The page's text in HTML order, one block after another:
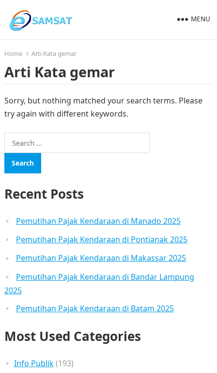
MENU
Home Arti Kata gemar
Arti Kata gemar
Sorry, but nothing matched your search terms. Please
try again with different keywords.
Search
for:
Recent Posts
Pemutihan Pajak Kendaraan di Manado 2025
Pemutihan Pajak Kendaraan di Pontianak 2025
Pemutihan Pajak Kendaraan di Makassar 2025
Pemutihan Pajak Kendaraan di Bandar Lampung
2025
Pemutihan Pajak Kendaraan di Batam 2025
Most Used Categories
Info Publik(193)